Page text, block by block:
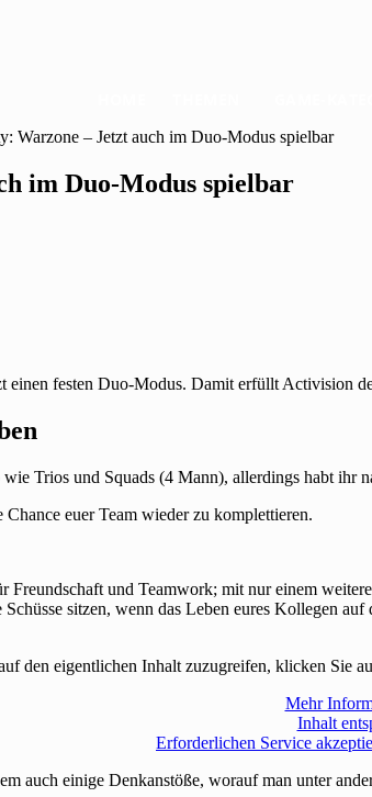
Warzone – Jetzt auch im Duo-Modus spielbar
im Duo-Modus spielbar
festen Duo-Modus. Damit erfüllt Activision
Trios und Squads (4 Mann), allerdings habt ihr
euer Team wieder zu komplettieren.
und Teamwork; mit nur einem
sitzen, wenn das Leben eures Kollegen auf
den eigentlichen Inhalt zuzugreifen, klicken Sie
Mehr
Inhalt
Erforderlichen Service
auch einige Denkanstöße, worauf man unter